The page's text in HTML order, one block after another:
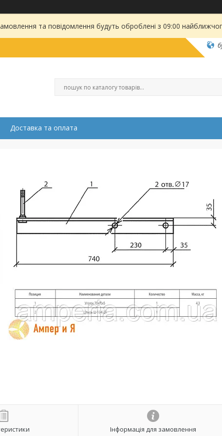
та повідомлення будуть оброблені з 09:00
Доставка та оплата
Інформація для замовлення